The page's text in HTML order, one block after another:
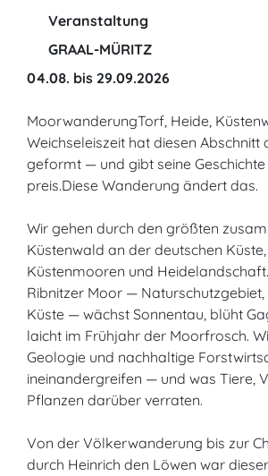
Veranstaltung
GRAAL-MÜRITZ
04.08. bis 29.09.2026
MoorwanderungTorf, Heide,
Weichseleiszeit hat diesen Abschnitt
geformt — und gibt seine
preis.Diese Wanderung ändert das.
Wir gehen durch den größten
Küstenwald an der deutschen
Küstenmooren und
Ribnitzer Moor —
Küste — wächst Sonnentau, blüht
laicht im Frühjahr der Moorfrosch.
Geologie und nachhaltige
ineinandergreifen — und was Tiere,
Pflanzen darüber verraten.
Von der Völkerwanderung bis zur
durch Heinrich den Löwen war